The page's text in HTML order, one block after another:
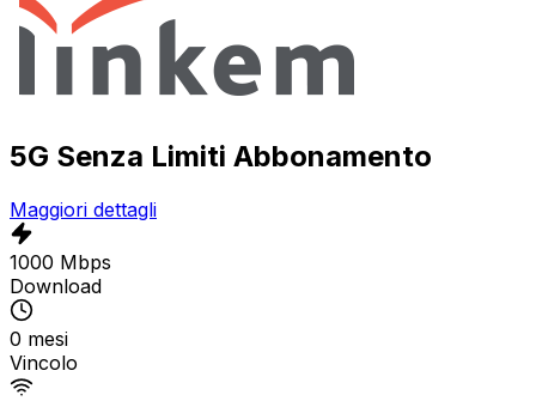
5G Senza Limiti Abbonamento
Maggiori dettagli
1000 Mbps
Download
0 mesi
Vincolo